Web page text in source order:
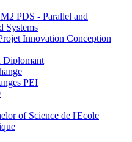
PDS - Parallel and
Systems
Innovation Conception
PEI
of Science de l'Ecole